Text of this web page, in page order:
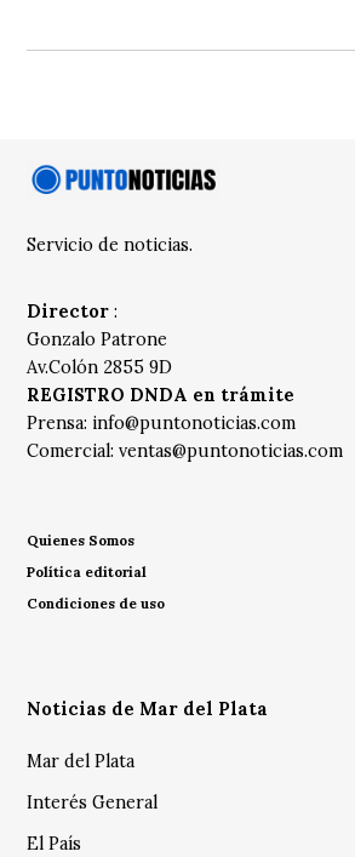
Servicio de noticias.
Director :
Gonzalo Patrone
Av.Colón 2855 9D
REGISTRO DNDA en trámite
Prensa: info@puntonoticias.com
Comercial:ventas@puntonoticias.com
Quienes Somos
Política editorial
Condiciones de uso
Noticias de Mar del Plata
Mar del Plata
Interés General
El País